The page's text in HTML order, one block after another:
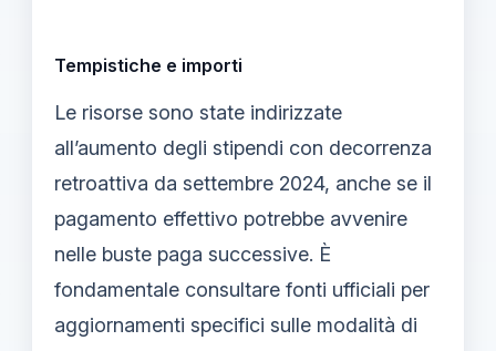
Tempistiche e importi
Le risorse sono state indirizzate
all’aumento degli stipendi con decorrenza
retroattiva da settembre 2024, anche se il
pagamento effettivo potrebbe avvenire
nelle buste paga successive. È
fondamentale consultare fonti ufficiali per
aggiornamenti specifici sulle modalità di